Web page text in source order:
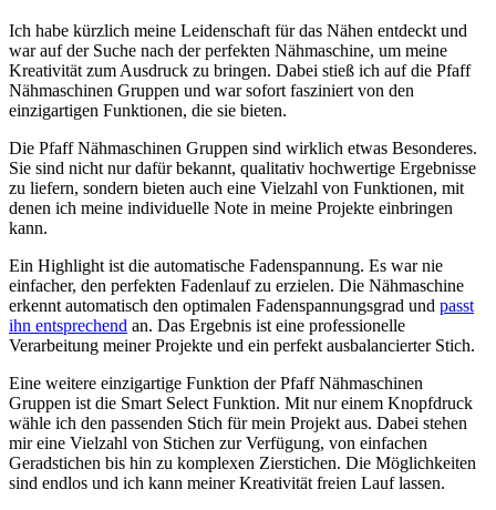
Ich habe kürzlich meine Leidenschaft für das Nähen entdeckt und
war auf der Suche nach der perfekten Nähmaschine, um meine
Kreativität zum Ausdruck zu bringen. Dabei stieß ich auf die Pfaff
Nähmaschinen Gruppen und war sofort fasziniert von den
einzigartigen Funktionen, die sie bieten.
Die Pfaff Nähmaschinen Gruppen sind wirklich etwas Besonderes.
Sie sind nicht nur dafür bekannt, qualitativ hochwertige Ergebnisse
zu liefern, sondern bieten auch eine Vielzahl von Funktionen, mit
denen ich meine individuelle Note in meine Projekte einbringen
kann.
Ein Highlight ist die automatische Fadenspannung. Es war nie
einfacher, den perfekten Fadenlauf zu erzielen. Die Nähmaschine
erkennt automatisch den optimalen Fadenspannungsgrad und passt
ihn entsprechend an. Das Ergebnis ist eine professionelle
Verarbeitung meiner Projekte und ein perfekt ausbalancierter Stich.
Eine weitere einzigartige Funktion der Pfaff Nähmaschinen
Gruppen ist die Smart Select Funktion. Mit nur einem Knopfdruck
wähle ich den passenden Stich für mein Projekt aus. Dabei stehen
mir eine Vielzahl von Stichen zur Verfügung, von einfachen
Geradstichen bis hin zu komplexen Zierstichen. Die Möglichkeiten
sind endlos und ich kann meiner Kreativität freien Lauf lassen.